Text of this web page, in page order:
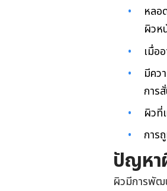
หลอ
ผิวห
เมื่อ
มีคว
การ
ผิวที่
การ
ปัญหา
ผิวมีการพัฒ